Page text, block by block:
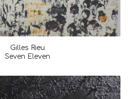
Gilles Rieu
Seven Eleven